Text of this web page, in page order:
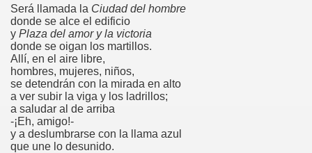
Será llamada la Ciudad del hombre
donde se alce el edificio
y Plaza del amor y la victoria
donde se oigan los martillos.
Allí, en el aire libre,
hombres, mujeres, niños,
se detendrán con la mirada en alto
a ver subir la viga y los ladrillos;
a saludar al de arriba
-¡Eh, amigo!-
y a deslumbrarse con la llama azul
que une lo desunido.